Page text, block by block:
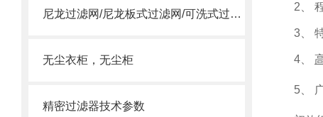
尼龙过滤网/尼龙板式过滤网/可洗式过滤网
无尘衣柜，无尘柜
精密过滤器技术参数
2 、
3 、
4
5 、